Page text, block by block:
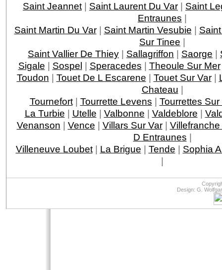
Saint Jeannet | Saint Laurent Du Var | Saint
Entraunes |
Saint Martin Du Var| Saint Martin Vesubie |
Sur Tinee |
Saint Vallier De Thiey | Sallagriffon | Saorge |
Sigale | Sospel | Speracedes | Theoule Sur Mer
Toudon | Touet De L Escarene | Touet Sur Var|
Chateau |
Tournefort| Tourrette Levens | Tourrettes
La Turbie | Utelle | Valbonne | Valdeblore |
Venanson | Vence | Villars Sur Var|
D Entraunes |
Villeneuve Loubet| La Brigue | Tende | Sophia
|
Design: G.